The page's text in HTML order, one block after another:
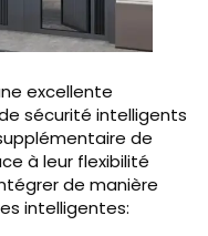
excellente
sécurité intelligents
de
à leur flexibilité
de manière
intelligentes: